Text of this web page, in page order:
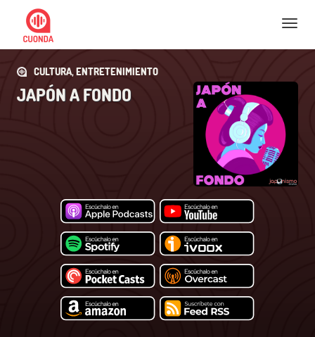
Nav
CULTURA, ENTRETENIMIENTO
JAPÓN A FONDO